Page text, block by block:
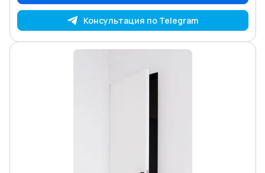
Консультация по Telegram